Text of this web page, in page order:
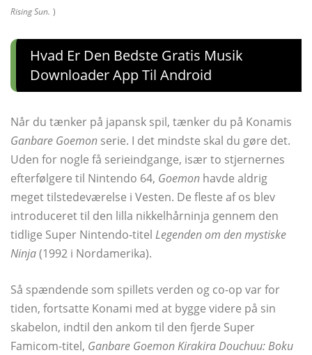
Rising Sun. )
Hvad Er Den Bedste Gratis Musik
Downloader App Til Android
Når du tænker på japansk spil, tænker du på Konamis
Ganbare Goemon serie. I det mindste skal du gøre det.
Uden for nogle få serieindgange, især to stjernernes
efterfølgere til Nintendo 64, Goemon havde aldrig
meget tilstedeværelse i Vesten. De fleste af os blev
introduceret til den lilla nikkelhårninja gennem den
tidlige Super Nintendo-titel Legenden om den mystiske
Ninja(1992 i Nordamerika).
Så spændende som spillets verden og co-op var for
tiden, fortsatte Konami med at bygge videre på sin
skabelon, indtil den ankom til den fjerde Super
Famicom-titel, Ganbare Goemon Kirakira Douchuu: Boku